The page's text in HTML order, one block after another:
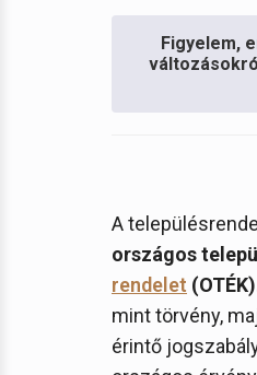
Figyelem,
A
országos
rendelet
mint törvény,
érintő